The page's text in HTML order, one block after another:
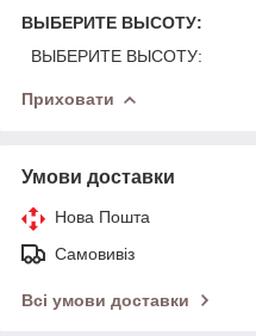
ВЫБЕРИТЕ ВЫСОТУ:
ВЫБЕРИТЕ ВЫСОТУ:
Приховати
Умови доставки
Нова Пошта
Самовивіз
Всі умови доставки